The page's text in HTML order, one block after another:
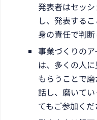
発表者はセッ
し、発表する
身の責任で判断
事業づくりの
は、多くの人
もらうことで
話し、磨いて
てもご参加くだ